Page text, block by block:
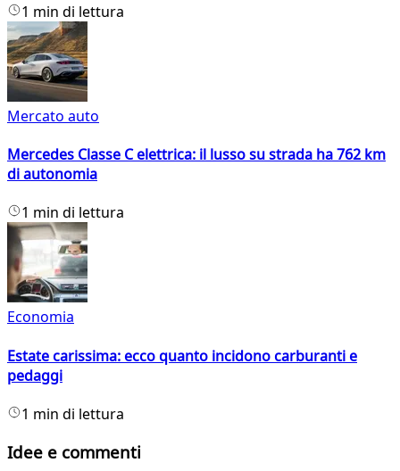
1 min di lettura
Mercato auto
Mercedes Classe C elettrica: il lusso su strada ha 762 km
di autonomia
1 min di lettura
Economia
Estate carissima: ecco quanto incidono carburanti e
pedaggi
1 min di lettura
Idee e commenti